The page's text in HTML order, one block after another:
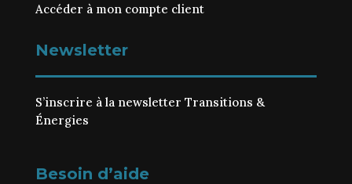
Accéder à mon compte client
Newsletter
S’inscrire à la newsletter Transitions &
Énergies
Besoin d’aide